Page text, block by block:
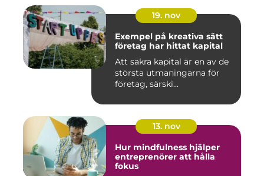
19. nov
Exempel på kreativa sätt
företag har hittat kapital
Att säkra kapital är en av de
största utmaningarna för
företag, särski...
13. nov
Hur mindfulness hjälper
entreprenörer att hålla
fokus